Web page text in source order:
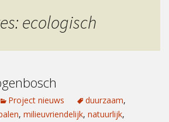
ecologisch
Project nieuws duurzaam,
, milieuvriendelijk, natuurlijk,